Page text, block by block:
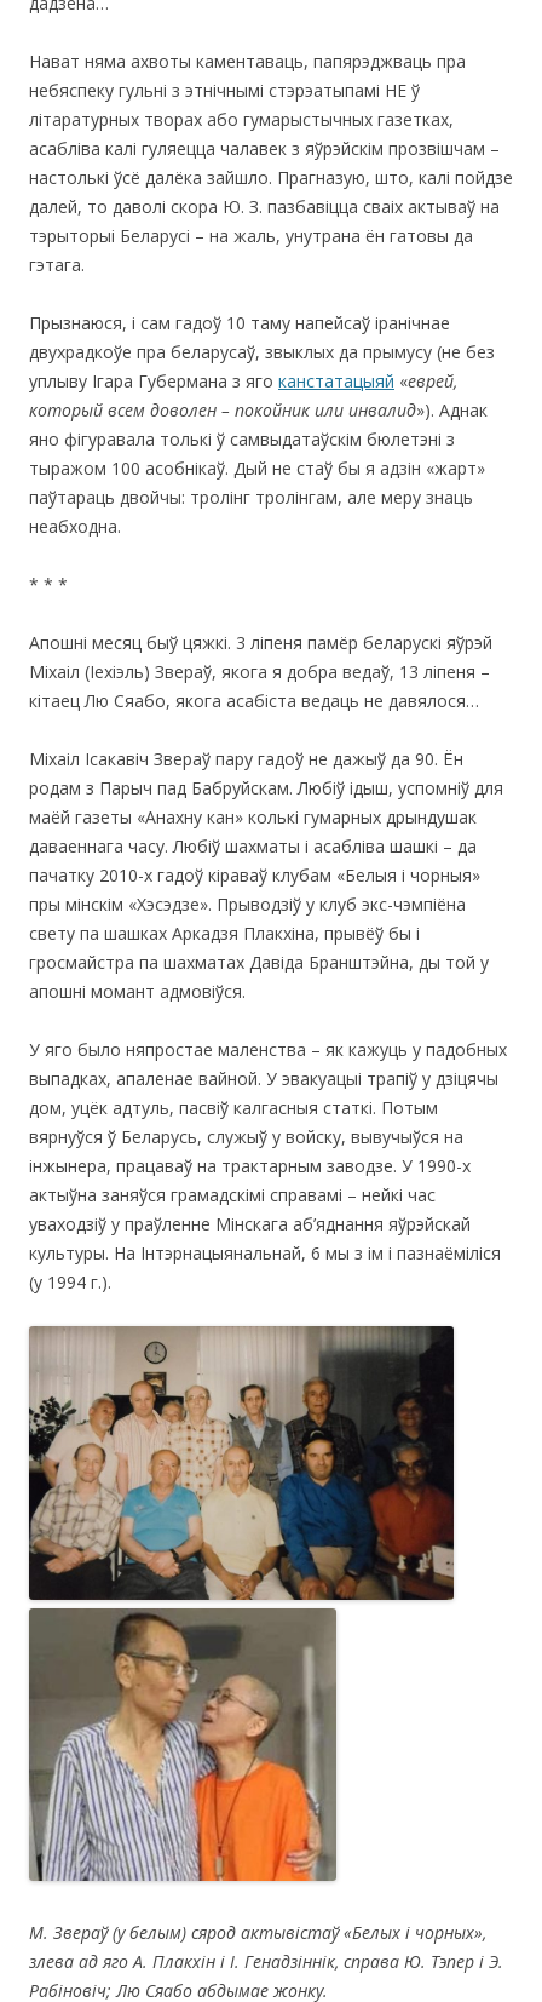
Нават няма ахвоты каментаваць, папярэджваць пра
небяспеку гульні з этнічнымі стэрэатыпамі НЕ ў
літаратурных творах або гумарыстычных газетках,
асабліва калі гуляецца чалавек з яўрэйскім прозвішчам –
настолькі ўсё далёка зайшло. Прагназую, што, калі пойдзе
далей, то даволі скора Ю. З. пазбавіцца сваіх актываў на
тэрыторыі Беларусі – на жаль, унутрана ён гатовы да
гэтага.
Прызнаюся, і сам гадоў 10 таму напейсаў іранічнае
двухрадкоўе пра беларусаў, звыклых да прымусу (не без
уплыву Ігара Губермана з яго канстатацыяй «еврей,
который всем доволен – покойник или инвалид»). Аднак
яно фігуравала толькі ў самвыдатаўскім бюлетэні з
тыражом 100 асобнікаў. Дый не стаў бы я адзін «жарт»
паўтараць двойчы: тролінг тролінгам, але меру знаць
неабходна.
* * *
Апошні месяц быў цяжкі. 3 ліпеня памёр беларускі яўрэй
Міхаіл (Іехіэль) Звераў, якога я добра ведаў, 13 ліпеня –
кітаец Лю Сяабо, якога асабіста ведаць не давялося…
Міхаіл Ісакавіч Звераў пару гадоў не дажыў да 90. Ён
родам з Парыч пад Бабруйскам. Любіў ідыш, успомніў для
маёй газеты «Анахну кан» колькі гумарных дрындушак
даваеннага часу. Любіў шахматы і асабліва шашкі – да
пачатку 2010-х гадоў кіраваў клубам «Белыя і чорныя»
пры мінскім «Хэсэдзе». Прыводзіў у клуб экс-чэмпіёна
свету па шашках Аркадзя Плакхіна, прывёў бы і
гросмайстра па шахматах Давіда Бранштэйна, ды той у
апошні момант адмовіўся.
У яго было няпростае маленства – як кажуць у падобных
выпадках, апаленае вайной. У эвакуацыі трапіў у дзіцячы
дом, уцёк адтуль, пасвіў калгасныя статкі. Потым
вярнуўся ў Беларусь, служыў у войску, вывучыўся на
інжынера, працаваў на трактарным заводзе. У 1990-х
актыўна заняўся грамадскімі справамі – нейкі час
уваходзіў у праўленне Мінскага аб’яднання яўрэйскай
культуры. На Інтэрнацыянальнай, 6 мы з ім і пазнаёміліся
(у 1994 г.).
М. Звераў (у белым) сярод актывістаў «Белых і чорных»,
злева ад яго А. Плакхін і І. Генадзіннік, справа Ю. Тэпер і Э.
Рабіновіч; Лю Сяабо абдымае жонку.